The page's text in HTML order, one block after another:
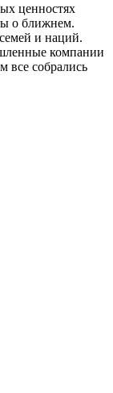
ценностях
о ближнем.
и наций.
компании
все собрались